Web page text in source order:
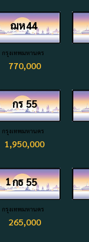
44
ฌห
กรุงเทพมหานคร
770,000
55
กร
กรุงเทพมหานคร
1,950,000
55
กธ
1
กรุงเทพมหานคร
265,000